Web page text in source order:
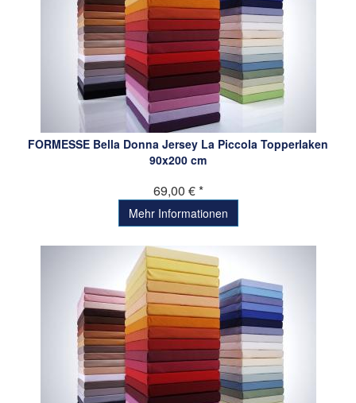
FORMESSE Bella Donna Jersey La Piccola Topperlaken
90x200 cm
69,00 € *
Mehr Informationen